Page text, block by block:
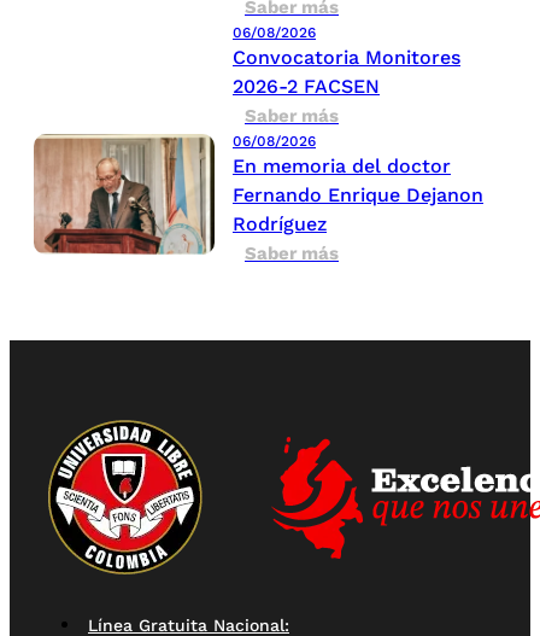
Saber más
06/08/2026
Convocatoria Monitores
2026-2 FACSEN
Saber más
06/08/2026
En memoria del doctor
Fernando Enrique Dejanon
Rodríguez
Saber más
Línea Gratuita Nacional: